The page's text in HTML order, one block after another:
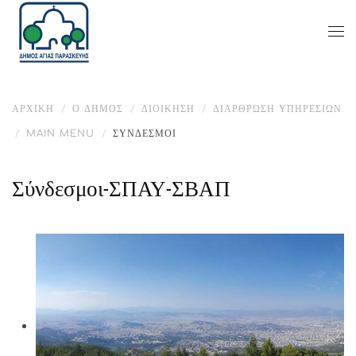
ΑΡΧΙΚΉ Ο ΔΉΜΟΣ ΔΙΟΙΚΗΣΗ ΔΙΆΡΘΡΩΣΗ ΥΠΗΡΕΣΙΏΝ
MAIN MENU ΣΎΝΔΕΣΜΟΙ
Σύνδεσμοι-ΣΠΑΥ-ΣΒΑΠ